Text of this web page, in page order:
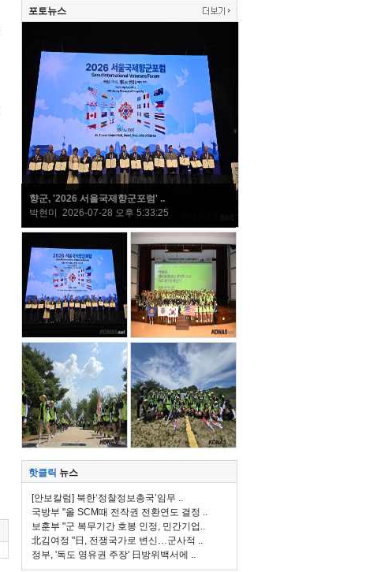
포토뉴스
향군, '2026 서울국제향군포럼' ..
박현미 2026-07-28 오후 5:33:25
핫클릭 뉴스
[안보칼럼] 북한‘정찰정보총국’임무 ..
국방부 "올 SCM때 전작권 전환연도 결정 ..
보훈부 "군 복무기간 호봉 인정, 민간기업..
北김여정 "日, 전쟁국가로 변신…군사적 ..
정부, '독도 영유권 주장' 日방위백서에 ..